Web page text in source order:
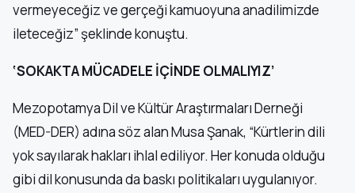
vermeyeceğiz ve gerçeği kamuoyuna anadilimizde
ileteceğiz” şeklinde konuştu.
‘SOKAKTA MÜCADELE İÇİNDE OLMALIYIZ’
Mezopotamya Dil ve Kültür Araştırmaları Derneği
(MED-DER) adına söz alan Musa Şanak, “Kürtlerin dili
yok sayılarak hakları ihlal ediliyor. Her konuda olduğu
gibi dil konusunda da baskı politikaları uygulanıyor.